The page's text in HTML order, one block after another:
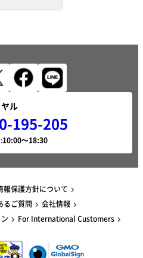
ル
195-205
報保護方針について
るご質問
会社情報
For International Customers